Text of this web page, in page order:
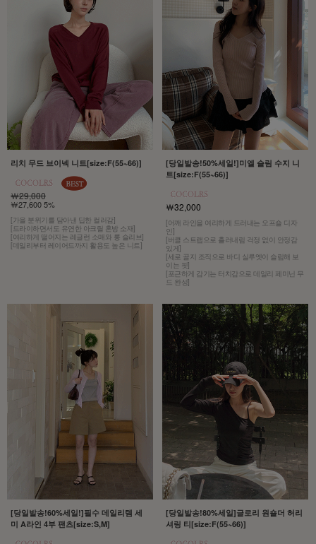
리치 무드 브이넥 니트[size:F(55~66)]
￦29,000
￦27,600 5%
[가을 분위기를 담아낸 딥한 컬러감]
[드라이하면서도 유연한 아크릴 혼방 소재]
[여리하게 떨어지는 레글런 소매와 롱 슬리브]
[데일리부터 레이어드까지 활용도 높은 니트]
[당일발송!50%세일!]미엘 슬림 수지 니
트[size:F(55~66)]
￦32,000
[어깨 라인을 여리하게 드러내는 오프숄 디자
인]
[버클 스트랩으로 흘러내림 걱정 없이 안정감
있게]
[세로 골지 조직으로 바디 실루엣이 슬림해 보
이는 핏]
[포근하게 감기는 터치감으로 데일리 페미닌 무
드 완성]
[당일발송!60%세일!]필수 데일리템 세
미 A라인 4부 팬츠[size:S,M]
[당일발송!80%세일]글로리 원숄더 허리
셔링 티[size:F(55~66)]